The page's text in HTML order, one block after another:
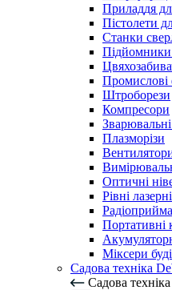
Приладдя
Пістолети
Станки
Підйомники
Промислові
Штроборези
Компресори
Плазморізи
Оптичні
Рівні лазерні
Портативні
Міксери
Садова техніка
Садова